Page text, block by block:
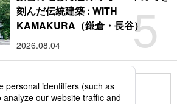
5
刻んだ伝統建築 : WITH
KAMAKURA（鎌倉・長谷）
2026.08.04
もっと見る